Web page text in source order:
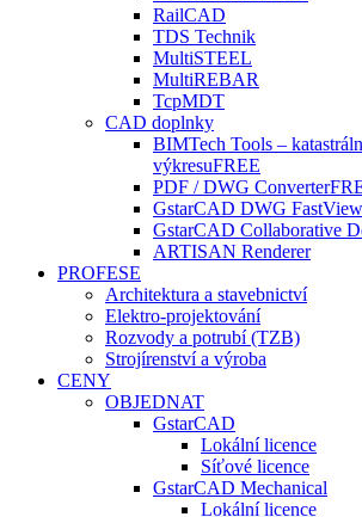
RailCAD
TDS Technik
MultiSTEEL
MultiREBAR
TcpMDT
CAD doplnky
BIMTech Tools –
výkresuFREE
PDF / DWG Converter
GstarCAD DWG FastView
GstarCAD Collaborative
ARTISAN Renderer
PROFESE
Architektura a stavebnictví
Elektro-projektování
Rozvody a potrubí (TZB)
Strojírenství a výroba
CENY
OBJEDNAT
GstarCAD
Lokální licence
Síťové licence
GstarCAD Mechanical
Lokální licence